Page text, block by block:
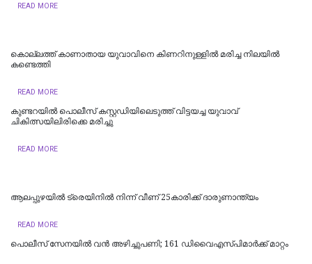
READ MORE
കൊല്ലത്ത് കാണാതായ യുവാവിനെ കിണറിനുള്ളിൽ മരിച്ച നിലയിൽ
കണ്ടെത്തി
READ MORE
കുണ്ടറയിൽ പൊലീസ് കസ്റ്റഡിയിലെടുത്ത് വിട്ടയച്ച യുവാവ്
ചികിത്സയിലിരിക്കെ മരിച്ചു
READ MORE
ആലപ്പുഴയിൽ ട്രെയിനില്‍ നിന്ന് വീണ് 25കാരിക്ക് ദാരുണാന്ത്യം
READ MORE
പൊലീസ് സേനയിൽ വൻ അഴിച്ചുപണി; 161 ഡിവൈഎസ്പിമാര്‍ക്ക് മാറ്റം